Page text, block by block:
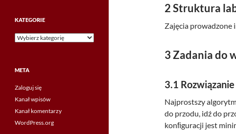
2Struktura
Zajęcia prowadzone
3Zadania do
3.1
Najprostszy
do przodu, idź do
konﬁguracji jest
KATEGORIE
Kategorie
META
Zaloguj się
Kanał wpisów
Kanał komentarzy
WordPress.org